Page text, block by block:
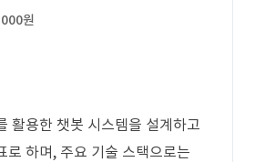
원
활용한 챗봇 시스템을 설계하고
로 하며, 주요 기술 스택으로는